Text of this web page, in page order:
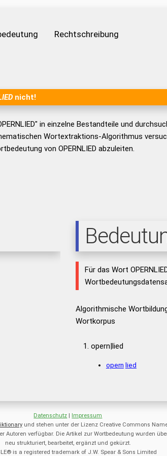
Rechtschreibung
nicht!
in einzelne Bestandteile und
Wortextraktions-Algorithmus
von OPERNLIED abzuleiten.
Für das Wort
Algorithmische
Wortkorpus
opern|lied
opern lied
Datenschutz | Impressum
und stehen unter der Lizenz Creative Commons
Autoren verfügbar. Die Artikel zur Wortbedeutung wurden
neu strukturiert, bearbeitet, ergänzt und gekürzt.
is a registered trademark of J.W. Spear & Sons Limited